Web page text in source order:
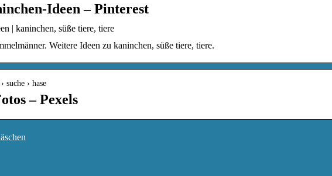
Ideen – Pinterest
| kaninchen, süße tiere, tiere
Weitere Ideen zu kaninchen, süße tiere, tiere.
suche › hase
– Pexels